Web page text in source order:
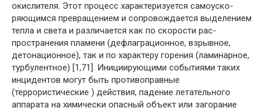
окислителя. Этот процесс характеризуется самоуско­
ряющимся превращением и сопровождается выделе­нием
тепла и света и различается как по скорости рас­
пространения пламени (дефлаграционное, взрывное,
детонационное), так и по характеру горения (ламинар­ное,
турбулентное) [1,71]. Инициирующими события­ми таких
инцидентов могут быть противоправные
(террористические ) действия, падение летательного
аппарата на химически опасный объект или загорание